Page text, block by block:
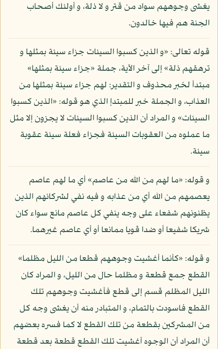
يغشى وجوههم سواد من قتر و لا ذلة، و أولئك أصحاب
الجنة هم فيها خالدون.
قوله تعالى: «و الذين كسبوا السيئات جزاء سيئة بمثلها و
ترهقهم ذلة» إلى آخر الآية، جملة «جزاء سيئة بمثلها»
مبتدأ لخبر محذوف و التقدير: لهم جزاء سيئة بمثلها من
العذاب، و الجملة خبر للمبتدإ الذي هو قوله: «الذين كسبوا
السيئات» و المراد أن الذين كسبوا السيئات لا يجزون إلا مثل
ما عملوه من العقوبات السيئة فجزاء فعلة سيئة عقوبة
سيئة.
و قوله: «ما لهم من الله من عاصم» أي ما لهم عاصم
يعصمهم من الله أي من عذابه و فيه نفي لشركائهم الذين
يظنونهم شفعاء على وجه ينفي كل عاصم مانع سواء كان
شريكا شفيعا أو ضدا قويا ممانعا أو أي عاصم غيرهما.
و قوله: «كأنما أغشيت وجوههم قطعا من الليل مظلما»
القطع جمع قطعة و مظلما حال من الليل، و المراد كان
الليل المظلم قسم إلى قطع فأغشيت وجوههم تلك
القطع فاسودت بالتمام، و المتبادر منه أن يغشى وجه كل
من المشركين بقطعة من تلك القطع لا كما فسره بعضهم
أن المراد أن الوجوه أغشيت تلك القطع قطعة بعد قطعة